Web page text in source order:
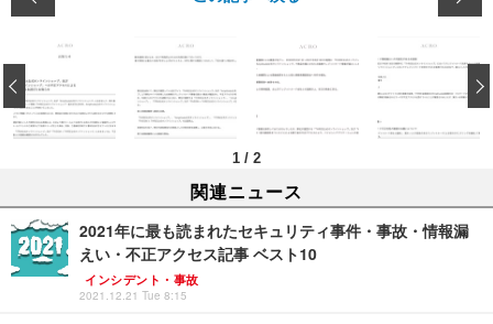
1 / 2
‹
関連ニュース
2021年に最も読まれたセキュリティ事件・事故・情報漏
えい・不正アクセス記事 ベスト10
インシデント・事故
2021.12.21 Tue 8:15